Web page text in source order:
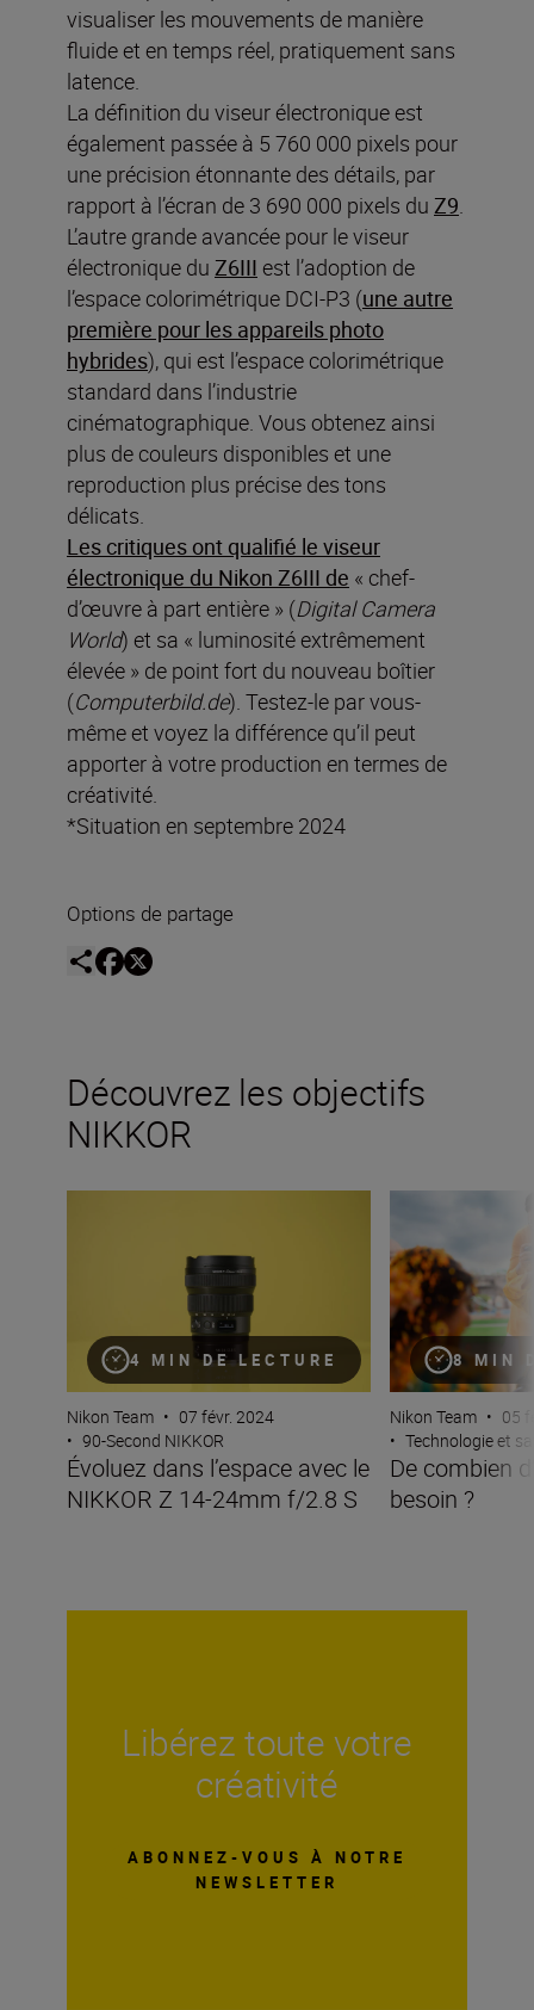
visualiser les mouvements de manière
fluide et en temps réel, pratiquement sans
latence.
La définition du viseur électronique est
également passée à 5 760 000 pixels pour
une précision étonnante des détails, par
rapport à l’écran de 3 690 000 pixels du Z9
L’autre grande avancée pour le viseur
électronique du Z6III est l’adoption de
l’espace colorimétrique DCI-P3 (une autre
première pour les appareils photo
hybrides), qui est l’espace colorimétrique
standard dans l’industrie
cinématographique. Vous obtenez ainsi
plus de couleurs disponibles et une
reproduction plus précise des tons
délicats.
Les critiques ont qualifié le viseur
électronique du Nikon Z6III de « chef-
d’œuvre à part entière » (Digital Camera
World) et sa « luminosité extrêmement
élevée » de point fort du nouveau boîtier
(Computerbild.de). Testez-le par vous-
même et voyez la différence qu’il peut
apporter à votre production en termes de
créativité.
*Situation en septembre 2024
Options de partage
Découvrez les objectifs
NIKKOR
4 MIN DE LECTURE
Nikon Team • 07 févr. 2024
• 90-Second NIKKOR
Évoluez dans l’espace avec le
NIKKOR Z 14-24mm f/2.8 S
8 MIN
Nikon Team • 05
• Technologie et
De combien
besoin ?
Libérez toute votre
créativité
ABONNEZ-VOUS À NOTRE
NEWSLETTER